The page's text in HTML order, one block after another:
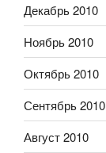
Декабрь 2010
Ноябрь 2010
Октябрь 2010
Сентябрь 2010
Август 2010